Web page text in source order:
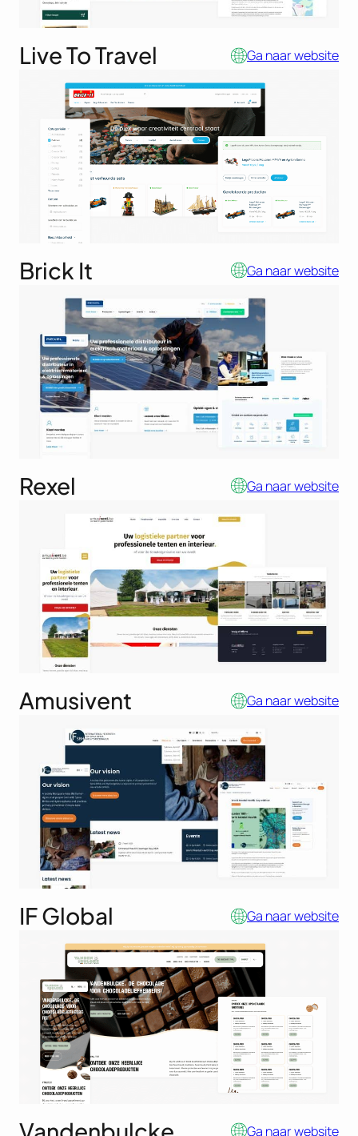
Live To Travel Ga naar website
Brick It Ga naar website
Rexel Ga naar website
Amusivent Ga naar website
IF Global Ga naar website
Ga naar website